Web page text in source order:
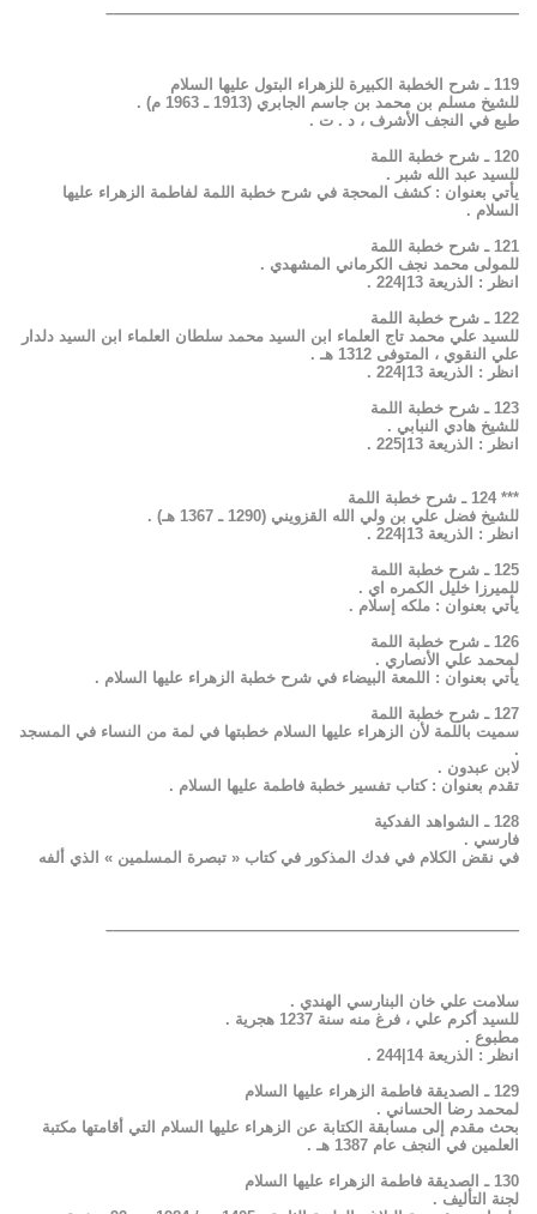
——————————————————————————–
119 ـ شرح الخطبة الكبيرة للزهراء البتول عليها السلام
للشيخ مسلم بن محمد بن جاسم الجابري (1913 ـ 1963 م) .
طبع في النجف الأشرف ، د . ت .
120 ـ شرح خطبة اللمة
للسيد عبد الله شبر .
يأتي بعنوان : كشف المحجة في شرح خطبة اللمة لفاطمة الزهراء عليها
السلام .
121 ـ شرح خطبة اللمة
للمولى محمد نجف الكرماني المشهدي .
انظر : الذريعة 13|224 .
122 ـ شرح خطبة اللمة
للسيد علي محمد تاج العلماء ابن السيد محمد سلطان العلماء ابن السيد دلدار
علي النقوي ، المتوفى 1312 هـ .
انظر : الذريعة 13|224 .
123 ـ شرح خطبة اللمة
للشيخ هادي النبابي .
انظر : الذريعة 13|225 .
*** 124 ـ شرح خطبة اللمة
للشيخ فضل علي بن ولي الله القزويني (1290 ـ 1367 هـ) .
انظر : الذريعة 13|224 .
125 ـ شرح خطبة اللمة
للميرزا خليل الكمره اي .
يأتي بعنوان : ملكه إسلام .
126 ـ شرح خطبة اللمة
لمحمد علي الأنصاري .
يأتي بعنوان : اللمعة البيضاء في شرح خطبة الزهراء عليها السلام .
127 ـ شرح خطبة اللمة
سميت باللمة لأن الزهراء عليها السلام خطبتها في لمة من النساء في المسجد
.
لابن عبدون .
تقدم بعنوان : كتاب تفسير خطبة فاطمة عليها السلام .
128 ـ الشواهد الفدكية
فارسي .
في نقض الكلام في فدك المذكور في كتاب « تبصرة المسلمين » الذي ألفه
——————————————————————————–
سلامت علي خان البنارسي الهندي .
للسيد أكرم علي ، فرغ منه سنة 1237 هجرية .
مطبوع .
انظر : الذريعة 14|244 .
129 ـ الصديقة فاطمة الزهراء عليها السلام
لمحمد رضا الحساني .
بحث مقدم إلى مسابقة الكتابة عن الزهراء عليها السلام التي أقامتها مكتبة
العلمين في النجف عام 1387 هـ .
130 ـ الصديقة فاطمة الزهراء عليها السلام
لجنة التأليف .